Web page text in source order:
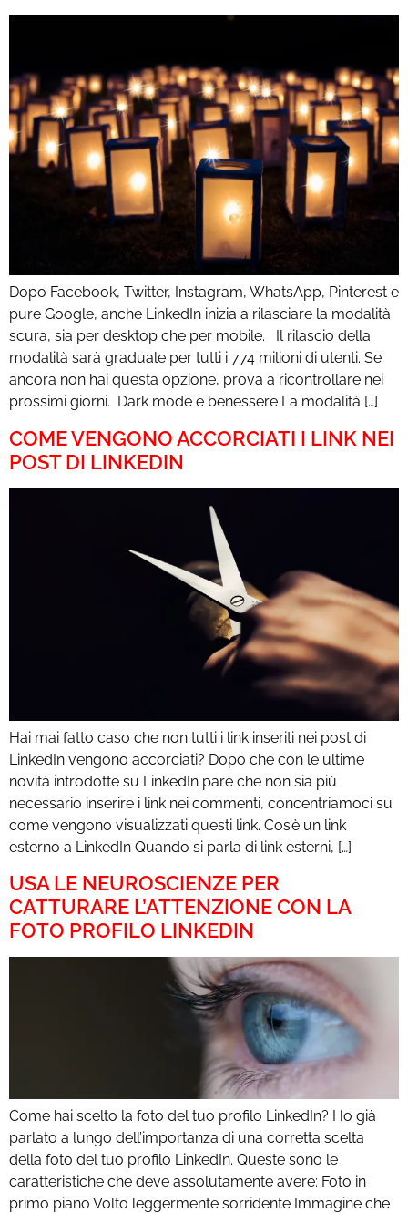
Dopo Facebook, Twitter, Instagram, WhatsApp, Pinterest e
pure Google, anche LinkedIn inizia a rilasciare la modalità
scura, sia per desktop che per mobile. Il rilascio della
modalità sarà graduale per tutti i 774 milioni di utenti. Se
ancora non hai questa opzione, prova a ricontrollare nei
prossimi giorni. Dark mode e benessere La modalità […]
COME VENGONO ACCORCIATI I LINK NEI
POST DI LINKEDIN
Hai mai fatto caso che non tutti i link inseriti nei post di
LinkedIn vengono accorciati? Dopo che con le ultime
novità introdotte su LinkedIn pare che non sia più
necessario inserire i link nei commenti, concentriamoci su
come vengono visualizzati questi link. Cos’è un link
esterno a LinkedIn Quando si parla di link esterni, […]
USA LE NEUROSCIENZE PER
CATTURARE L’ATTENZIONE CON LA
FOTO PROFILO LINKEDIN
Come hai scelto la foto del tuo profilo LinkedIn? Ho già
parlato a lungo dell’importanza di una corretta scelta
della foto del tuo profilo LinkedIn. Queste sono le
caratteristiche che deve assolutamente avere: Foto in
primo piano Volto leggermente sorridente Immagine che